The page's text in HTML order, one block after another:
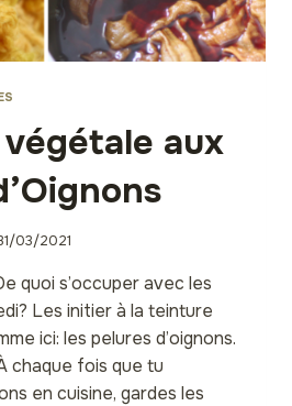
aux
03/2021
quoi s’occuper avec les
Les initier à la teinture
ici: les pelures d’oignons.
chaque fois que tu
en cuisine, gardes les